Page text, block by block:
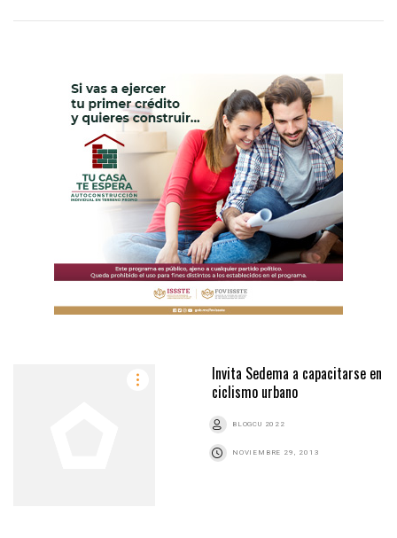
Invita Sedema a capacitarse en
ciclismo urbano
BLOGCU 2022
NOVIEMBRE 29, 2013